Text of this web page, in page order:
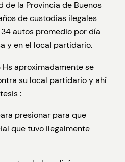
de la Provincia de Buenos
de custodias ilegales
autos promedio por día
y en el local partidario.
Hs aproximadamente se
su local partidario y ahí
:
presionar para que
que tuvo ilegalmente